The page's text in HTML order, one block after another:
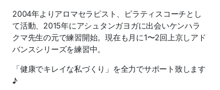
2004年よりアロマセラピスト、ピラティスコーチとし
て活動、2015年にアシュタンガヨガに出会いケンハラ
クマ先生の元で練習開始。現在も月に1〜2回上京しアド
バンスシリーズを練習中。
「健康でキレイな私づくり」を全力でサポート致します
♪